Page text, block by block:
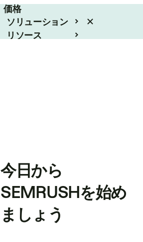
価格
ソリューション
リソース
今日から
SEMRUSHを始め
ましょう